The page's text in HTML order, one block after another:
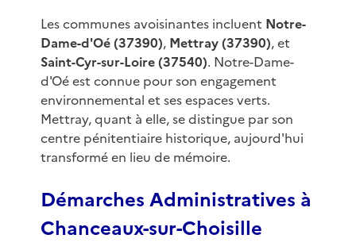
Les communes avoisinantes incluent Notre-
Dame-d'Oé (37390), Mettray (37390), et
Saint-Cyr-sur-Loire (37540). Notre-Dame-
d'Oé est connue pour son engagement
environnemental et ses espaces verts.
Mettray, quant à elle, se distingue par son
centre pénitentiaire historique, aujourd'hui
transformé en lieu de mémoire.
Démarches Administratives à
Chanceaux-sur-Choisille